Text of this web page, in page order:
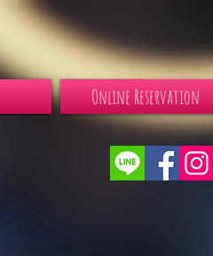
Online Reservation